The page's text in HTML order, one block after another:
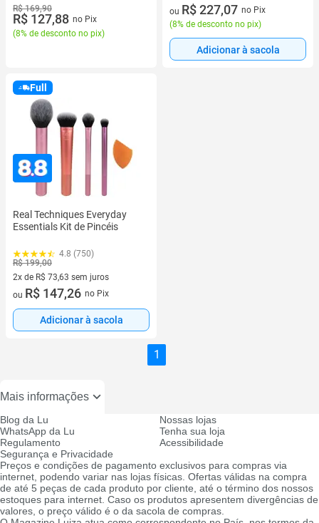
R$ 169,90
R$ 127,88 no Pix
(8% de desconto no pix)
3 vez de R$ 82,27 sem juros
ou R$ 227,07 no Pix
(8% de desconto no pix)
Adicionar à sacola
Full
Real Techniques Everyday
Essentials Kit de Pincéis
4.8 (750)
R$ 199,00
2x de R$ 73,63 sem juros
2 vez de R$ 73,63 sem juros
ou R$ 147,26 no Pix
Adicionar à sacola
1
Mais informações
Blog da Lu
Nossas lojas
WhatsApp da Lu
Tenha sua loja
Regulamento
Acessibilidade
Segurança e Privacidade
Preços e condições de pagamento exclusivos para compras via
internet, podendo variar nas lojas físicas. Ofertas válidas na compra
de até 5 peças de cada produto por cliente, até o término dos nossos
estoques para internet. Caso os produtos apresentem divergências de
valores, o preço válido é o da sacola de compras.